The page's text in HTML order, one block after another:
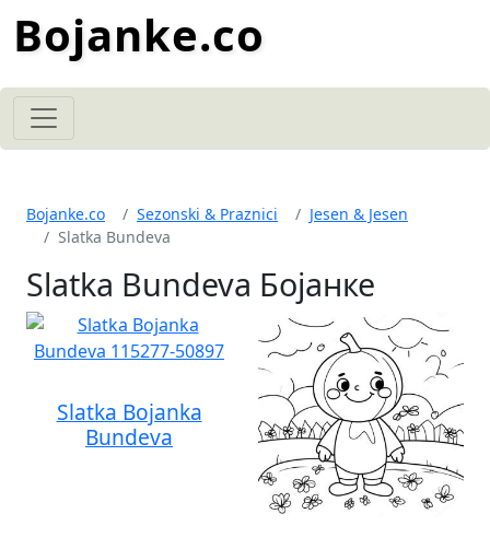
Bojanke.co
Bojanke.co Sezonski & Praznici
Jesen & Jesen
Slatka Bundeva
Slatka Bundeva Бојанке
Slatka Bojanka
Bundeva